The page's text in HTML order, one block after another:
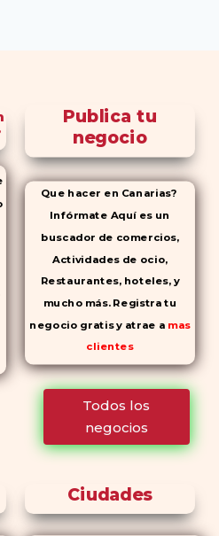
Publica tu
negocio
Que hacer en Canarias?
Infórmate Aquí es un
buscador de comercios,
Actividades de ocio,
Restaurantes, hoteles, y
mucho más. Registra tu
negocio gratis y atrae a mas
clientes
Todos los
negocios
Ciudades